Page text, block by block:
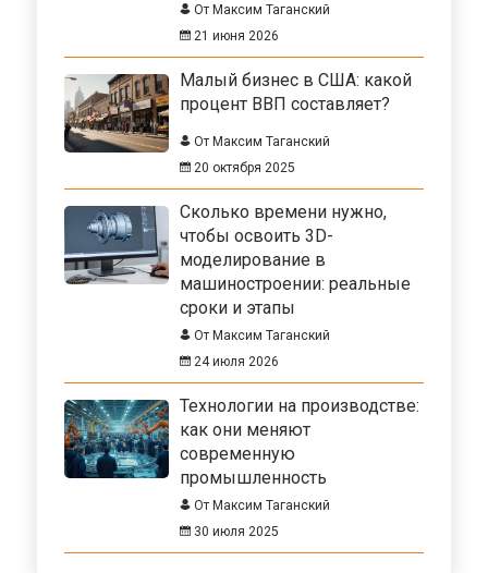
От Максим Таганский
21 июня 2026
Малый бизнес в США: какой
процент ВВП составляет?
От Максим Таганский
20 октября 2025
Сколько времени нужно,
чтобы освоить 3D-
моделирование в
машиностроении: реальные
сроки и этапы
От Максим Таганский
24 июля 2026
Технологии на производстве:
как они меняют
современную
промышленность
От Максим Таганский
30 июля 2025